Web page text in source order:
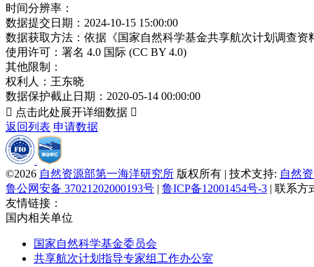
时间分辨率：
数据提交日期： 2024-10-15 15:00:00
数据获取方法： 依据《国家自然科学基金共享航次计划调查
使用许可： 署名 4.0 国际 (CC BY 4.0)
其他限制：
权利人： 王东晓
数据保护截止日期： 2020-05-14 00:00:00
 点击此处展开详细数据 
返回列表 申请数据
©2026 自然资源部第一海洋研究所 版权所有 | 技术支持: 自然
鲁公网安备 37021202000193号 | 鲁ICP备12001454号-3 | 联系方
友情链接：
国内相关单位
国家自然科学基金委员会
共享航次计划指导专家组工作办公室